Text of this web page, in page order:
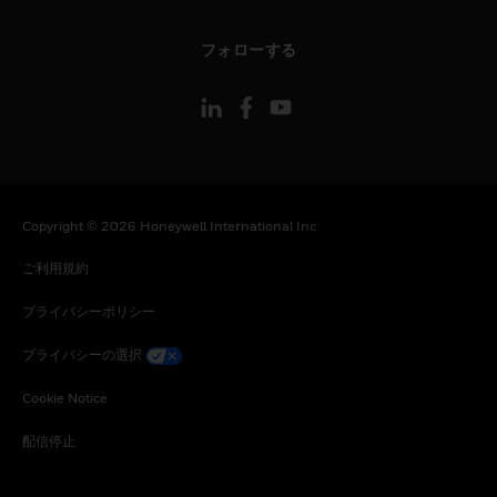
フォローする
Copyright © 2026 Honeywell International Inc
ご利用規約
プライバシーポリシー
プライバシーの選択
Cookie Notice
配信停止